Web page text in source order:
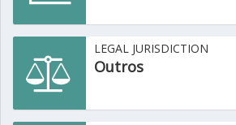
LEGAL JURISDICTION
Outros